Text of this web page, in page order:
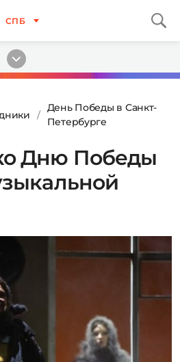
СПБ
День Победы в Санкт-
Петербурге
Дню Победы